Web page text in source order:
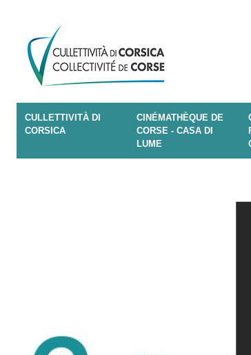
CULLETTIVITÀ DI
CORSICA
CINÉMATHÈQUE DE
CORSE - CASA DI
LUME